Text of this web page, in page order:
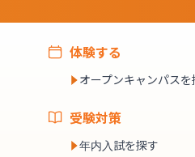
体験する
オープンキャンパスを
受験対策
年内入試を探す